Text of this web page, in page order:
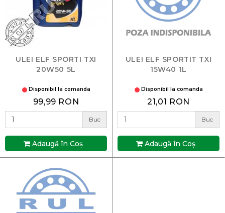
ULEI ELF SPORTI TXI
20W50 5L
Disponibil la comanda
99,99 RON
Buc
Adaugă în Coş
ULEI ELF SPORTIT TXI
15W40 1L
Disponibil la comanda
21,01 RON
Buc
Adaugă în Coş